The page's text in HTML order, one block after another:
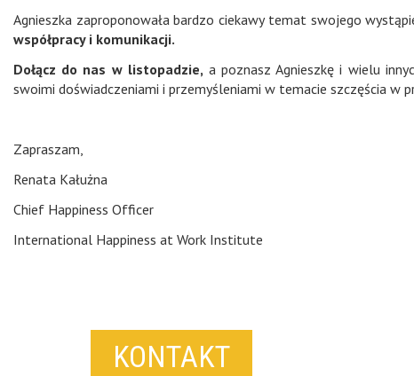
Agnieszka zaproponowała bardzo ciekawy temat swojego
współpracy i komunikacji.
Dołącz do nas w listopadzie, a poznasz Agnieszkę i wielu
swoimi doświadczeniami i przemyśleniami w temacie szczęścia w
Zapraszam,
Renata Kałużna
Chief Happiness Officer
International Happiness at Work Institute
KONTAKT